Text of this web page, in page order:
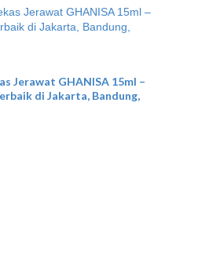
Jerawat GHANISA 15ml –
di Jakarta, Bandung,